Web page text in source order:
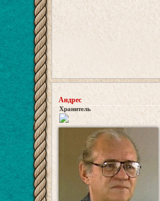
Андрес
Хранитель